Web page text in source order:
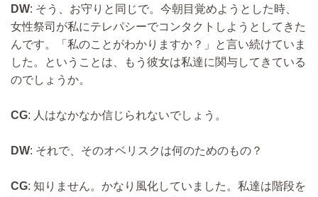
DW: そう、お守りと同じで。今朝目覚めようとした時、
女性祭司が私にテレパシーでコンタクトしようとしてきた
んです。「私のことがわかりますか？」と言い続けていま
した。ということは、もう彼女は私達に関与してきている
のでしょうか。
CG: 人はなかなか信じられないでしょう。
DW: それで、そのオベリスクは何のためのもの？
CG: 知りません。かなり風化していました。私達は階段を